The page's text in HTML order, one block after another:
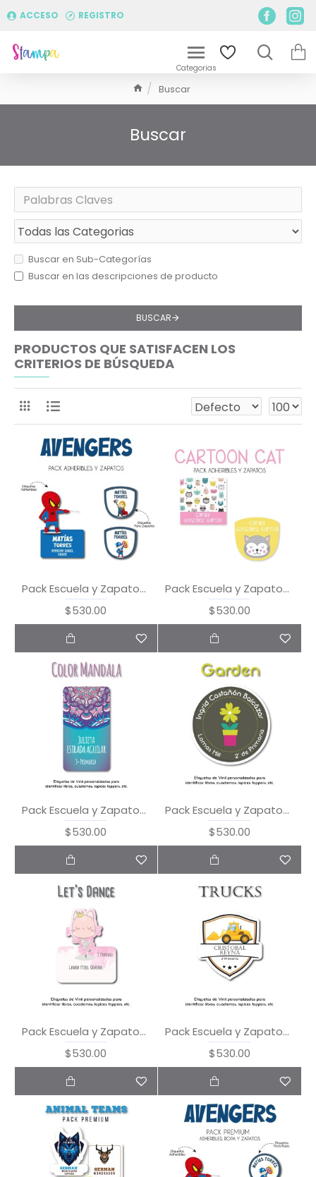
ACCESO REGISTRO
Buscar
Buscar
Buscar en Sub-Categorías
Buscar en las descripciones de producto
BUSCAR
PRODUCTOS QUE SATISFACEN LOS
CRITERIOS DE BÚSQUEDA
Pack Escuela y Zapatos Avengers
$530.00
Pack Escuela y Zapatos Cartoon Cat
$530.00
Pack Escuela y Zapatos Color Mandala
$530.00
Pack Escuela y Zapatos Garden
$530.00
Pack Escuela y Zapatos Let's Dance
$530.00
Pack Escuela y Zapatos Trucks
$530.00